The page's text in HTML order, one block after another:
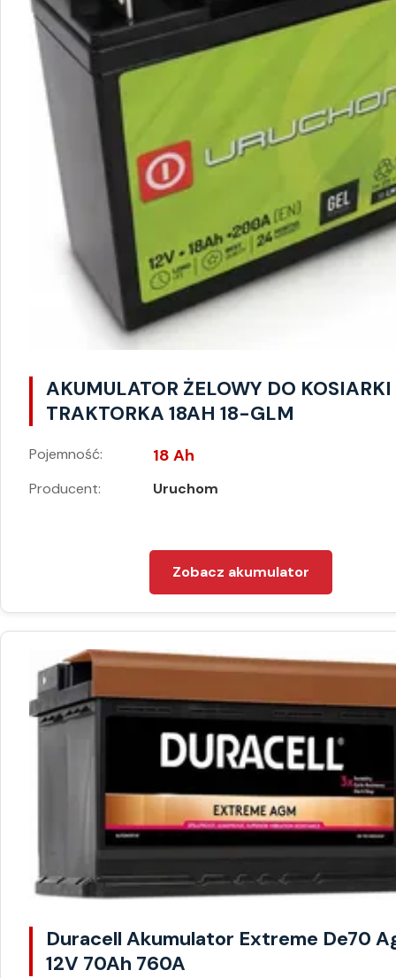
AKUMULATOR ŻELOWY DO KOSIARKI
TRAKTORKA 18AH 18-GLM
Pojemność: 18 Ah
Producent: Uruchom
Zobacz akumulator
Duracell Akumulator Extreme De70
12V 70Ah 760A